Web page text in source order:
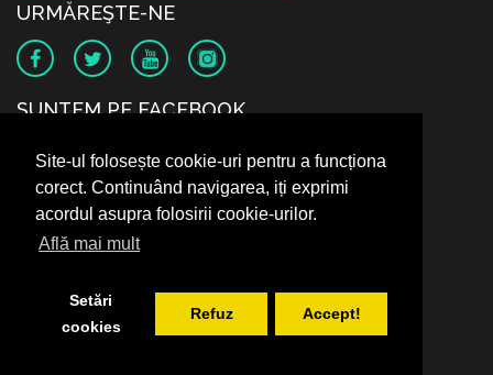
Site-ul folosește cookie-uri pentru a funcționa
corect. Continuând navigarea, iți exprimi
acordul asupra folosirii cookie-urilor.
Află mai mult
Setări
cookies
Refuz Accept!
URMĂREŞTE-NE
SUNTEM PE FACEBOOK